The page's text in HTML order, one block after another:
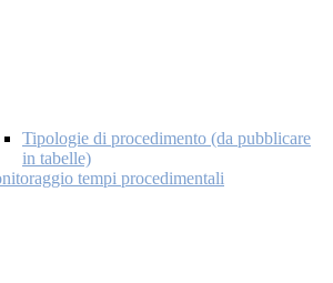
Tipologie di procedimento (da pubblicare
in tabelle)
tempi procedimentali